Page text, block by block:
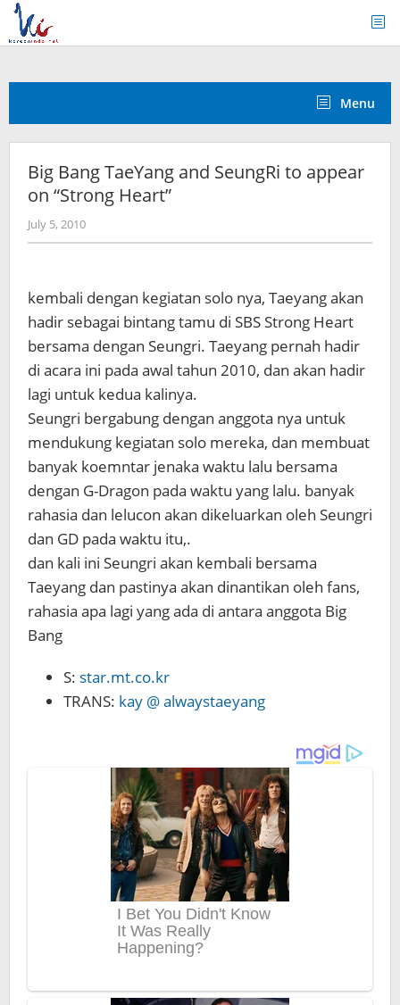
Skip
content
Menu
Big Bang TaeYang and SeungRi to appear
on “Strong Heart”
July 5, 2010by
Koreanindo
kembali dengan kegiatan solo nya, Taeyang akan
hadir sebagai bintang tamu di SBS Strong Heart
bersama dengan Seungri. Taeyang pernah hadir
di acara ini pada awal tahun 2010, dan akan hadir
lagi untuk kedua kalinya.
Seungri bergabung dengan anggota nya untuk
mendukung kegiatan solo mereka, dan membuat
banyak koemntar jenaka waktu lalu bersama
dengan G-Dragon pada waktu yang lalu. banyak
rahasia dan lelucon akan dikeluarkan oleh Seungri
dan GD pada waktu itu,.
dan kali ini Seungri akan kembali bersama
Taeyang dan pastinya akan dinantikan oleh fans,
rahasia apa lagi yang ada di antara anggota Big
Bang
S: star.mt.co.kr
TRANS: kay @ alwaystaeyang